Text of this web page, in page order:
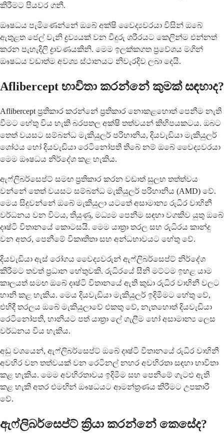
කිරීමට පියවර ගනී.
ඖෂධය පැමිණෙන්නේ ඔබේ අක්ෂි වෛද්‍යවරයා විසින් ඔබේ
ඇතුළත ජෙල් වැනි ද්‍රව්‍යයක් වන වීදුරු ශරීරයට කෙලින්ම එන්නත්
කරන පැහැදිලි ද්‍රාවණයකිනි. මෙම ඉලක්කගත ප්‍රවේශය මගින්
ඖෂධය වඩාත්ම අවශ්‍ය ස්ථානයට නිවැරදිව ලබා දෙයි.
Aflibercept භාවිතා කරන්නේ කුමක් සඳහාද?
Aflibercept ප්‍රතිකාර කරන්නේ ප්‍රතිකාර නොකළහොත් පෙනීම නැති
වීමට හේතු විය හැකි බරපතල අක්ෂි තත්වයන් කිහිපයකටය. ඔබට
තෙත් වයසට සම්බන්ධ මැකියුලර් පරිහානිය, දියවැඩියා මැකියුලර්
ශෝථය හෝ දියවැඩියා රෙටිනෝපති තිබේ නම් ඔබේ වෛද්‍යවරයා
මෙම ඖෂධය නිර්දේශ කළ හැකිය.
ඇෆ්ලිබර්සෙප්ට් සමඟ ප්‍රතිකාර කරන වඩාත් සුලභ තත්ත්වය
වන්නේ තෙත් වයසට සම්බන්ධ මැකියුලර් පරිහානිය (AMD) වේ.
මෙය සිදුවන්නේ ඔබේ මැකියුලා යටතේ අසාමාන්‍ය රුධිර වාහිනී
වර්ධනය වන විටය, තියුණු, මධ්‍යම පෙනීම සඳහා වගකිව යුතු ඔබේ
දෘෂ්ටි විතානයේ කොටසයි. මෙම යාත්‍රා තරල සහ රුධිරය කාන්දු
වන අතර, පෙනීමේ විකෘතිතා සහ අන්ධභාවයට හේතු වේ.
දියවැඩියා ඇස් රෝගය වෛද්‍යවරුන් ඇෆ්ලිබර්සෙප්ට් නිර්දේශ
කිරීමට තවත් ප්‍රධාන හේතුවකි. රුධිරයේ සීනි මට්ටම ඉහළ යාම
කාලයත් සමඟ ඔබේ දෘෂ්ටි විතානයේ ඇති කුඩා රුධිර වාහිනී වලට
හානි කළ හැකිය. මෙය දියවැඩියා මැකියුලර් ඉදිමීමට හේතු වේ,
එහිදී තරලය ඔබේ මැකියුලාවේ එකතු වේ, නැතහොත් දියවැඩියා
රෙටිනෝපති, හානියට පත් යාත්‍රා ලේ ගැලීම හෝ අසාමාන්‍ය ලෙස
වර්ධනය විය හැකිය.
අඩු වශයෙන්, ඇෆ්ලිබර්සෙප්ට් ඔබේ දෘෂ්ටි විතානයේ රුධිර වාහිනී
අවහිර වන තත්වයක් වන රෙටිනල් නහර අවහිරතා සඳහා භාවිතා
කළ හැකිය. මෙම අවහිරතාවය ඉදිමීම සහ පෙනීමේ ගැටළු ඇති
කළ හැකි අතර එමඟින් ඖෂධයට ආමන්ත්‍රණය කිරීමට උපකාරී
වේ.
ඇෆ්ලිබර්සෙප්ට් ක්‍රියා කරන්නේ කෙසේද?